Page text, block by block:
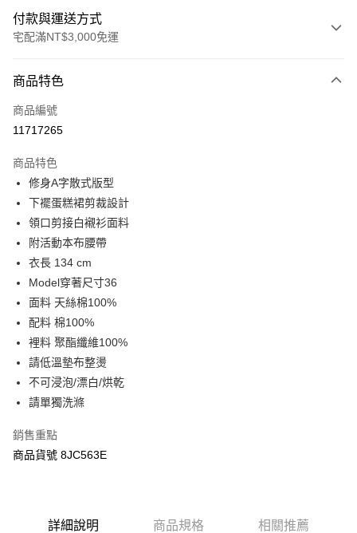
付款與運送方式
宅配滿NT$3,000免運
信用卡一次付款
LINE Pay
街口支付
悠遊付
Google Pay
全盈+PAY
AFTEE先享後付
相關說明
【關於「AFTEE先享後付」】
AFTEE先享後付是「在收到商品之後才付款」的支付方式。 讓您購物簡單
便利好安心！
１．簡單：不需註冊會員、不需綁卡、不需儲值。
３．安心：先確認商品／服務後，再付款。
【「AFTEE先享後付」結帳流程】
１．於結帳方式選擇「AFTEE先享後付」後，將跳轉至「AFTEE先享後付」
結帳頁面，進行簡訊認證並確認金額後，即可完成結帳。
※ 請注意：結帳手續完成當下不需立刻繳費，但若您需要取消訂單，請聯絡
ATM付款
運送方式
宅配
每筆NT$120，滿NT$3,000(含以上)免運費
商品特色
商品編號
11717265
商品特色
修身A字散式版型
下襬蛋糕裙剪裁設計
領口剪接白襯衫面料
附活動本布腰帶
衣長 134 cm
Model穿著尺寸36
面料 天絲棉100%
配料 棉100%
裡料 聚酯纖維100%
請低溫墊布整燙
不可浸泡/漂白/烘乾
請單獨洗滌
銷售重點
商品貨號 8JC563E
詳細說明 商品規格 相關推薦